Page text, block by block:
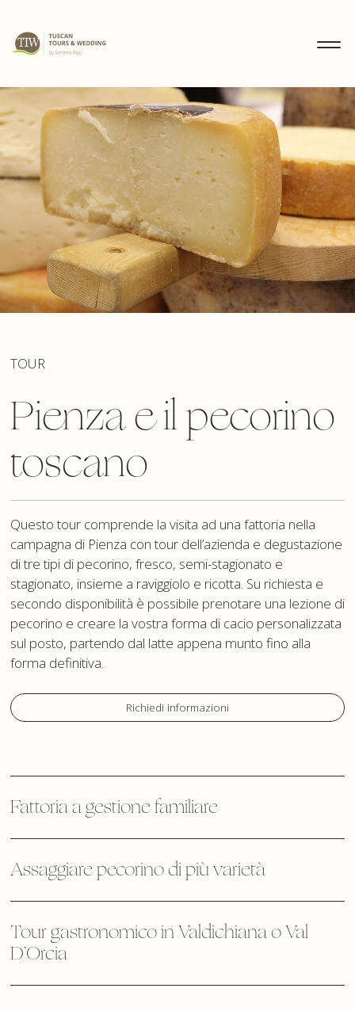
TOUR
Pienza e il pecorino
toscano
Questo tour comprende la visita ad una fattoria nella
campagna di Pienza con tour dell’azienda e degustazione
di tre tipi di pecorino, fresco, semi-stagionato e
stagionato, insieme a raviggiolo e ricotta. Su richiesta e
secondo disponibilità è possibile prenotare una lezione di
pecorino e creare la vostra forma di cacio personalizzata
sul posto, partendo dal latte appena munto fino alla
forma definitiva.
Richiedi informazioni
Fattoria a gestione familiare
Assaggiare pecorino di più varietà
Tour gastronomico in Valdichiana o Val
D’Orcia
MENU DE
SCOPRI
WEDDING
TOURS